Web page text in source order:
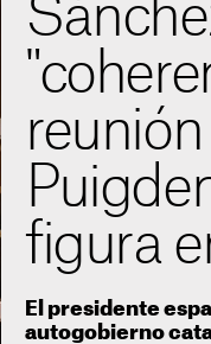
figura
El presidente
autogobierno